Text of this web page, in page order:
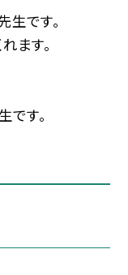
です。
ます。
です。